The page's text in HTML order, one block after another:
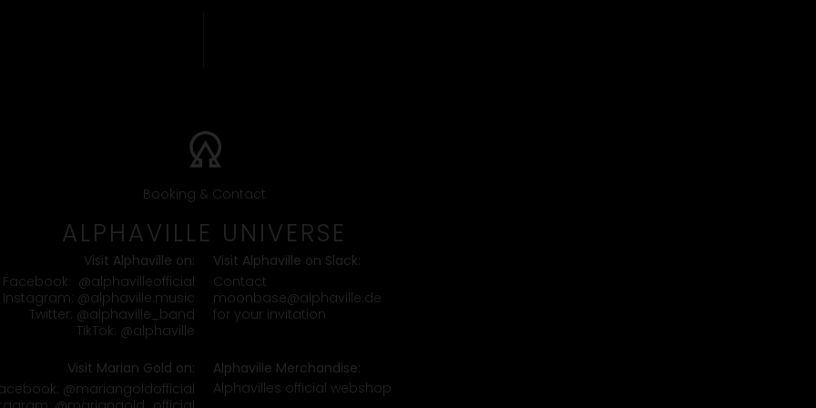
Booking & Contact
ALPHAVILLE UNIVERSE
Visit Alphaville on:
Facebook: @alphavilleofficial
Instagram: @alphaville.music
Twitter: @alphaville_band
TikTok: @alphaville
Visit Alphaville on Slack:
Contact
moonbase@alphaville.de
for your invitation
Visit Marian Gold on:
@mariangoldofficial
Alphaville Merchandise:
Alphavilles official webshop